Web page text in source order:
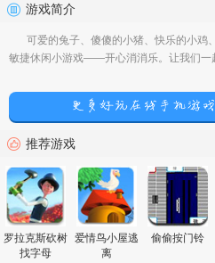
游戏简介
可爱的兔子、傻傻的小猪、快乐的小鸡
敏捷休闲小游戏——开心消消乐。让我们一
推荐游戏
罗拉克斯砍树
找字母
爱情鸟小屋逃
离
偷偷按门铃